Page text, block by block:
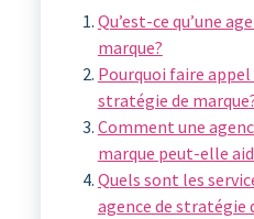
Qu’est-ce qu’une
marque?
Pourquoi faire appel
stratégie de
Comment une
marque peut-elle
Quels sont les
agence de stratégie